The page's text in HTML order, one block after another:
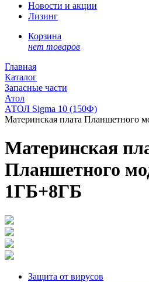
Новости и акции
Лизинг
Корзина
нет товаров
Главная
Каталог
Запасные части
Атол
АТОЛ Sigma 10 (150Ф)
Материнская плата Планшетного
Материнская
Планшетного
1ГБ+8ГБ
Защита от вирусов